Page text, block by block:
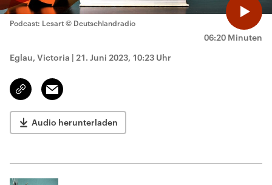
06:20 Minuten
Podcast: Lesart © Deutschlandradio
Eglau, Victoria | 21. Juni 2023, 10:23 Uhr
Link
kopieren/teilen
Email
Audio herunterladen